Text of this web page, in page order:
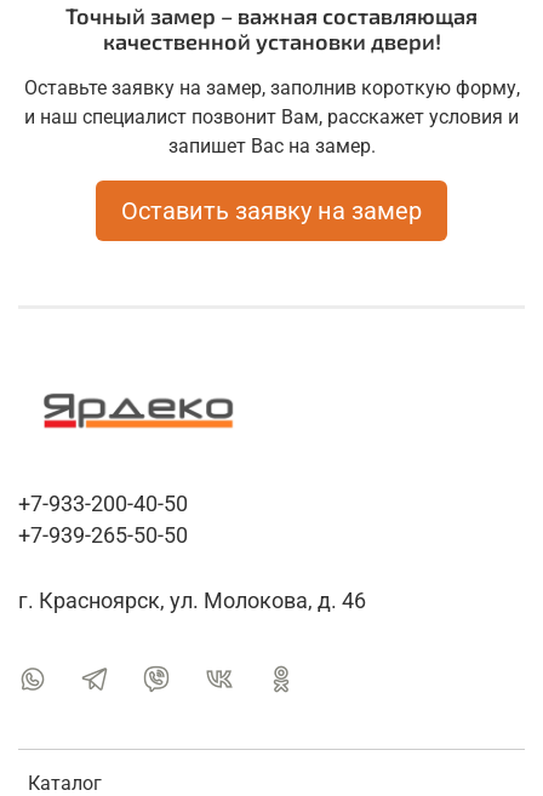
Точный замер – важная составляющая
качественной установки двери!
Оставьте заявку на замер, заполнив короткую форму,
и наш специалист позвонит Вам, расскажет условия и
запишет Вас на замер.
Оставить заявку на замер
Каталог
+7-933-200-40-50
+7-939-265-50-50
г. Красноярск, ул. Молокова, д. 46